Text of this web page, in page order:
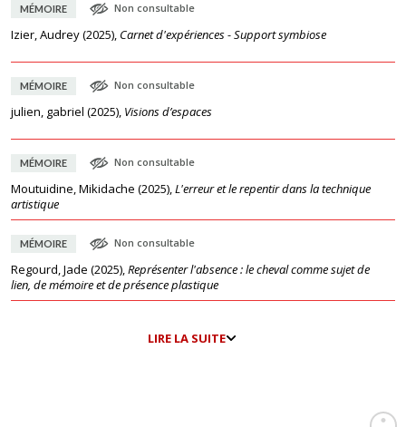
MÉMOIRE Non consultable
Izier, Audrey(2025), Carnet d'expériences - Support symbiose
MÉMOIRE Non consultable
julien, gabriel (2025), Visions d’espaces
MÉMOIRE Non consultable
Moutuidine, Mikidache (2025),L'erreur et le repentir dans la technique
artistique
MÉMOIRE Non consultable
Regourd, Jade (2025),Représenter l'absence : le cheval comme sujet de
lien, de mémoire et de présence plastique
LIRE LA SUITE